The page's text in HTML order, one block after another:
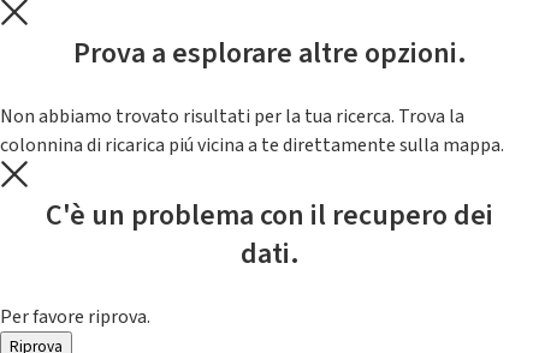
Prova a esplorare altre opzioni.
Non abbiamo trovato risultati per la tua ricerca. Trova la
colonnina di ricarica piú vicina a te direttamente sulla mappa.
C'è un problema con il recupero dei
dati.
Per favore riprova.
Riprova